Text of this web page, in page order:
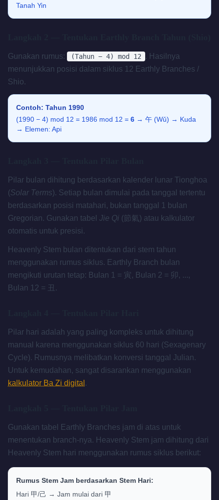
Tanah Yin
Gunakan rumus: (Tahun − 4) mod 12
. Hasilnya
menunjukkan posisi dalam siklus 12 Earthly Branches /
Shio.
Contoh: Tahun 1990
(1990 − 4) mod 12 = 1986 mod 12 = 6 → 午 (Wǔ) → Kuda
→ Elemen: Api
Pilar bulan dihitung berdasarkan kalender lunar Tionghoa
(Solar Terms). Setiap bulan dimulai pada tanggal tertentu
berdasarkan posisi matahari, bukan tanggal 1 bulan
Gregorian. Gunakan tabel Jie Qi (節氣) atau kalkulator
otomatis untuk presisi.
Heavenly Stem bulan ditentukan dari stem tahun
menggunakan rumus siklus. Earthly Branch bulan
mengikuti urutan tetap: Bulan 1 = 寅, Bulan 2 = 卯, ...,
Bulan 12 = 丑.
Pilar hari adalah yang paling kompleks untuk dihitung
manual karena menggunakan siklus 60 hari (Sexagenary
Cycle). Rumusnya melibatkan konversi tanggal Julian.
Untuk kemudahan, sangat disarankan menggunakan
kalkulator Ba Zi digital .
Gunakan tabel Earthly Branches jam di atas untuk
menentukan branch-nya. Heavenly Stem jam dihitung dari
Heavenly Stem hari menggunakan rumus siklus berikut:
Rumus Stem Jam berdasarkan Stem Hari:
Hari 甲/己 → Jam mulai dari 甲